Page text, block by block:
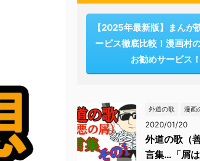
【2025年最新版】まんが
ービス徹底比較！漫画村
お勧めサービス！
外道の歌 漫画
2020/01/20
外道の歌（
言集…「屑は